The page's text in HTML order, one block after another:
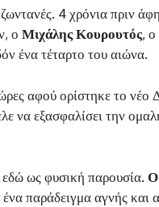
4 χρόνια πριν
ο Μιχάλης Κουρουτός,
ένα τέταρτο του αιώνα.
αφού ορίστηκε το
να εξασφαλίσει την
ως φυσική παρουσία.
παράδειγμα αγνής και